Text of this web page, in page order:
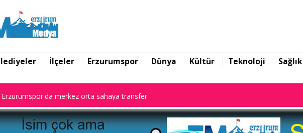
İlçeler Erzurumspor Dünya Kültür Teknoloji Sağlık
Erzurumspor'da merkez orta sahaya transfer
Erzurumspor'da merkez orta sahaya transfer
Erzurumspor'da merkez orta sahaya transfer